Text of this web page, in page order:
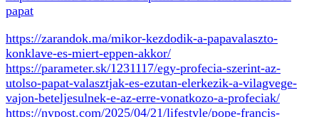
papat
https://zarandok.ma/mikor-kezdodik-a-papavalaszto-
konklave-es-miert-eppen-akkor/
https://parameter.sk/1231117/egy-profecia-szerint-az-
utolso-papat-valasztjak-es-ezutan-elerkezik-a-vilagvege-
vajon-beteljesulnek-e-az-erre-vonatkozo-a-profeciak/
https://nypost.com/2025/04/21/lifestyle/pope-francis-